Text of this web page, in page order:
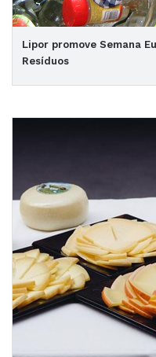
Lipor promove Semana
Resíduos